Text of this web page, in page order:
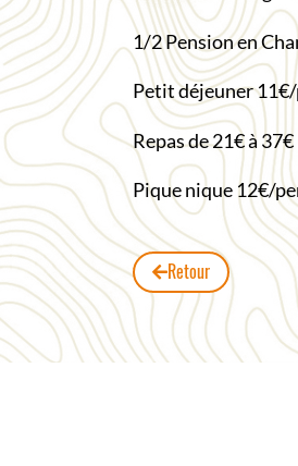
1/2 Pension en
Petit déjeuner
Repas de 21€ à 37€
Pique nique 12€/
Retour